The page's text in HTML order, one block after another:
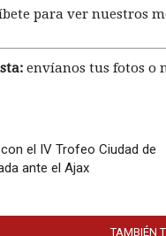
para ver nuestros
envíanos tus fotos o
el IV Trofeo Ciudad de
ante el Ajax
TAMBIÉN